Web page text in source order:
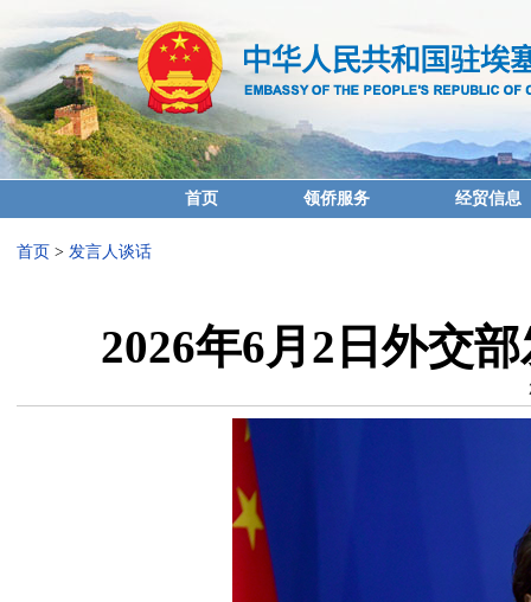
首页 领侨服务 经贸信息
首页 > 发言人谈话
2026年6月2日外交